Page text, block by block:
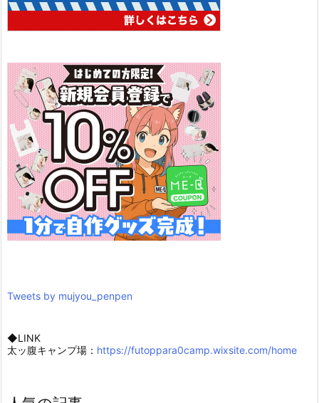
Tweets by mujyou_penpen
◆LINK
太ッ腹キャンプ場： https://futoppara0camp.wixsite.com/home